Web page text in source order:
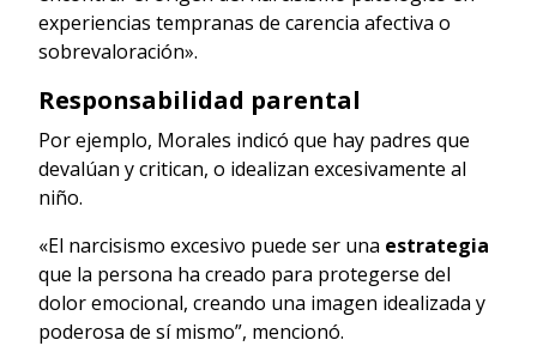
experiencias tempranas de carencia afectiva o
sobrevaloración».
Responsabilidad parental
Por ejemplo, Morales indicó que hay padres que
devalúan y critican, o idealizan excesivamente al
niño.
«El narcisismo excesivo puede ser una estrategia
que la persona ha creado para protegerse del
dolor emocional, creando una imagen idealizada y
poderosa de sí mismo”, mencionó.